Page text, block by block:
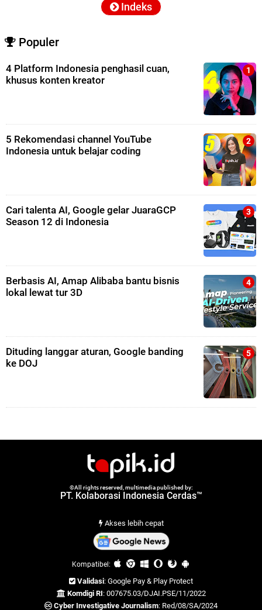
Indeks
Populer
4 Platform Indonesia penghasil cuan,
khusus konten kreator
5 Rekomendasi channel YouTube
Indonesia untuk belajar coding
Cari talenta AI, Google gelar JuaraGCP
Season 12 di Indonesia
Berbasis AI, Amap Alibaba bantu bisnis
lokal lewat tur 3D
Dituding langgar aturan, Google banding
ke DOJ
©All rights reserved, multimedia published by:
PT. Kolaborasi Indonesia Cerdas™
Akses lebih cepat
Kompatibel:
Validasi: Google Pay & Play Protect
Komdigi RI: 007675.03/DJAI.PSE/11/2022
Cyber Investigative Journalism: Red/08/SA/2024